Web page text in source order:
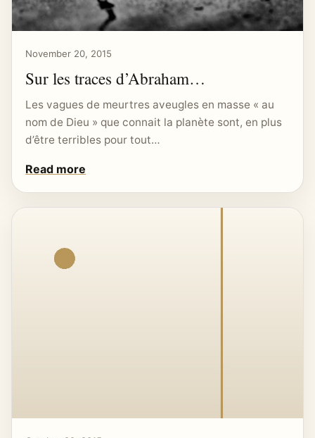
November 20, 2015
Sur les traces d’Abraham…
Les vagues de meurtres aveugles en masse « au
nom de Dieu » que connait la planète sont, en plus
d’être terribles pour tout…
Read more